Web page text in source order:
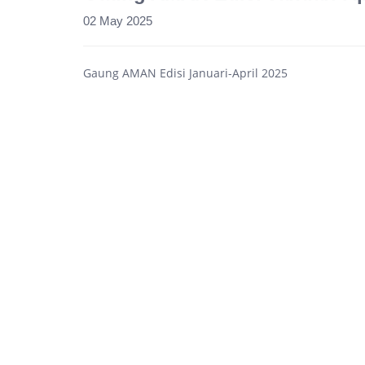
02 May 2025
Gaung AMAN Edisi Januari-April 2025